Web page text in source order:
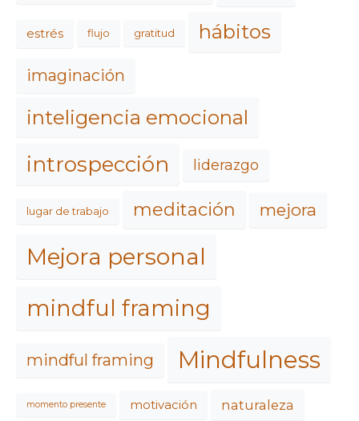
estrés flujo gratitud hábitos
imaginación
inteligencia emocional
introspección liderazgo
lugar de trabajo meditación mejora
Mejora personal
mindful framing
mindful framing Mindfulness
momento presente motivación naturaleza